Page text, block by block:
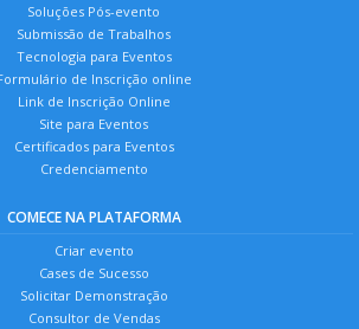
Soluções Pós-evento
Submissão de Trabalhos
Tecnologia para Eventos
de Inscrição online
Link de Inscrição Online
Site para Eventos
Certificados para Eventos
Credenciamento
COMECE NA PLATAFORMA
Criar evento
Cases de Sucesso
Solicitar Demonstração
Consultor de Vendas